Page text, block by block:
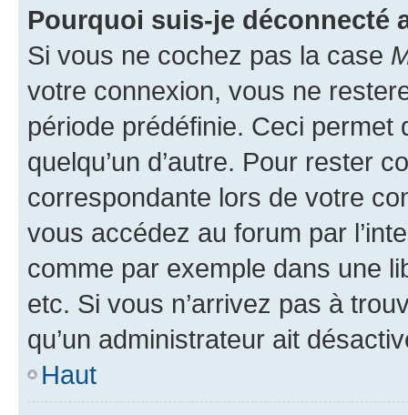
Pourquoi suis-je déconnecté
Si vous ne cochez pas la case
votre connexion, vous ne
période prédéfinie. Ceci permet
quelqu’un d’autre. Pour rester
correspondante lors de votre
vous accédez au forum par
comme par exemple dans une
etc. Si vous n’arrivez pas à
qu’un administrateur ait
Haut